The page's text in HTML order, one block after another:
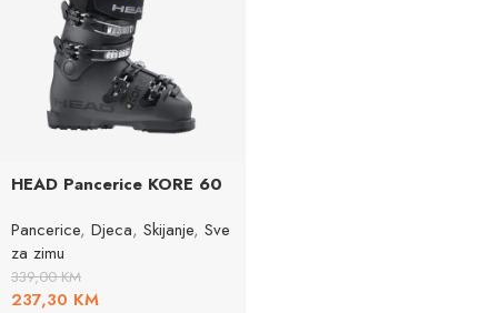
HEAD Pancerice KORE 60
Pancerice, Djeca, Skijanje, Sve
za zimu
339,00KM
237,30 KM